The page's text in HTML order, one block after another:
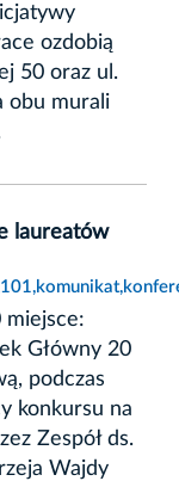
ozdobią
50 oraz ul.
obu murali
laureatów
miejsce:
Główny 20
podczas
konkursu na
Zespół ds.
Wajdy